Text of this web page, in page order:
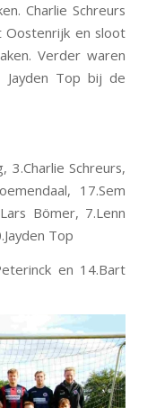
Charlie Schreurs
en sloot
Verder waren
Jayden Top bij de
3.Charlie Schreurs,
17.Sem
Bömer, 7.Lenn
Top
en 14.Bart